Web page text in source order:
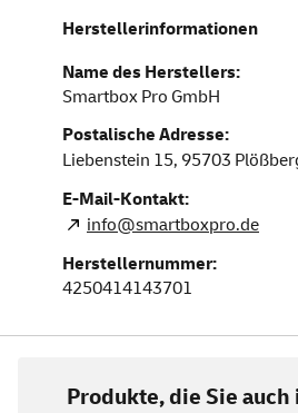
Herstellerinformationen
Name des Herstellers:
Smartbox Pro GmbH
Postalische Adresse:
Liebenstein 15, 95703
E-Mail-Kontakt:
info@smartboxpro.de
Herstellernummer:
4250414143701
Produkte, die Sie